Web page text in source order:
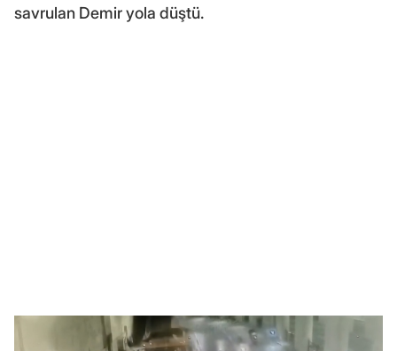
savrulan Demir yola düştü.